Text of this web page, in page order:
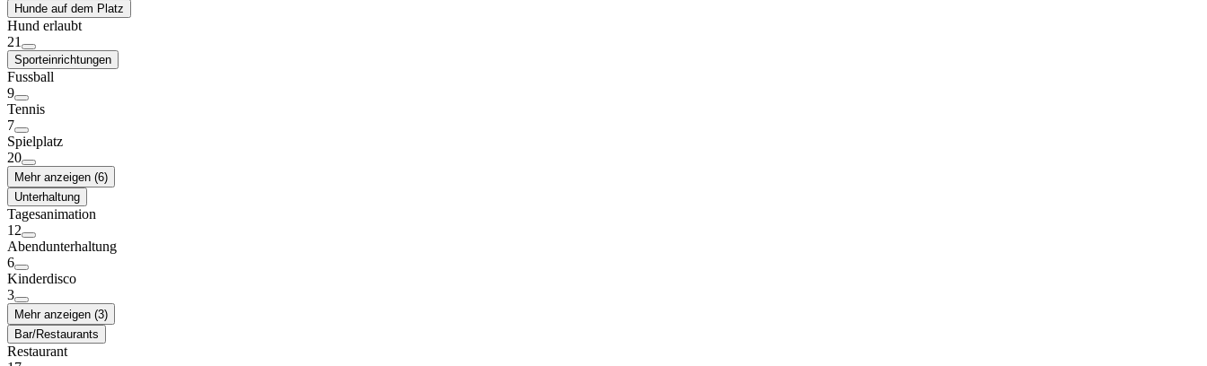
Hunde auf dem Platz
Hund erlaubt
21
Sporteinrichtungen
Fussball
9
Tennis
7
Spielplatz
20
Mehr anzeigen (6)
Unterhaltung
Tagesanimation
12
Abendunterhaltung
6
Kinderdisco
3
Mehr anzeigen (3)
Bar/Restaurants
Restaurant